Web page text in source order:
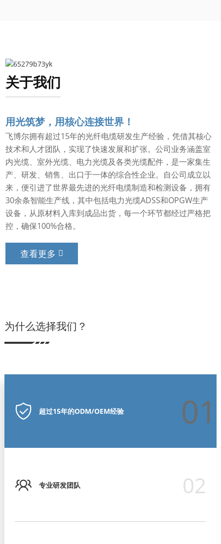
关于我们
用光筑梦，用核心连接世界！
飞博尔拥有超过15年的光纤电缆研发生产经验，凭借其核心
技术和人才团队，实现了快速发展和扩张。公司业务涵盖室
内光缆、室外光缆、电力光缆及各类光缆配件，是一家集生
产、研发、销售、出口于一体的综合性企业。自公司成立以
来，便引进了世界最先进的光纤电缆制造和检测设备，拥有
30余条智能生产线，其中包括电力光缆ADSS和OPGW生产
设备，从原材料入库到成品出货，每一个环节都经过严格把
控，确保100%合格。
查看更多
为什么选择我们？
超过15年的ODM/OEM经验 01
专业研发团队 02